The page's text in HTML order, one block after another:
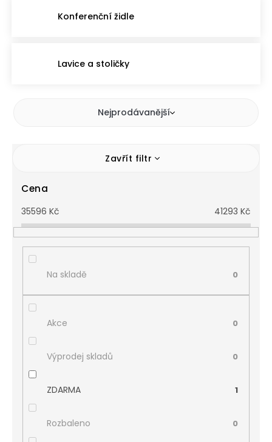
Konferenční židle
Lavice a stoličky
Nejprodávanější
Zavřít filtr
Cena
35596 Kč 41293 Kč
Na skladě 0
Akce 0
Výprodej skladů 0
ZDARMA 1
Rozbaleno 0